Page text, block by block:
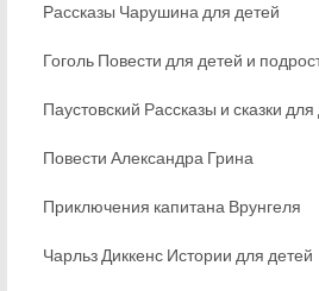
Рассказы Чарушина для детей
Гоголь Повести для детей и
Паустовский Рассказы и сказки для
Повести Александра Грина
Приключения капитана Врунгеля
Чарльз Диккенс Истории для детей